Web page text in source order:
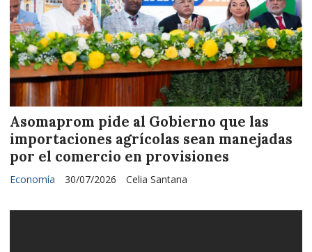
Asomaprom pide al Gobierno que las
importaciones agrícolas sean manejadas
por el comercio en provisiones
Celia Santana
Economía 30/07/2026